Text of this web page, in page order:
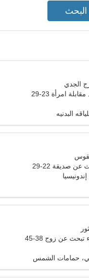
امرأة 23-29
البدنيه
صديقة 22-29
عن زوج 38-45
حمامات الشمس